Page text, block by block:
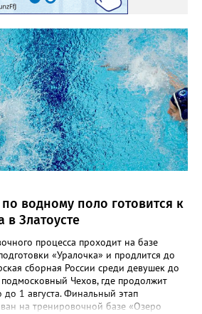
водному поло готовится к
в Златоусте
процесса проходит на базе
«Уралочка» и продлится до
сборная России среди девушек до
подмосковный Чехов, где продолжит
до 1 августа. Финальный этап
на тренировочной базе «Озеро